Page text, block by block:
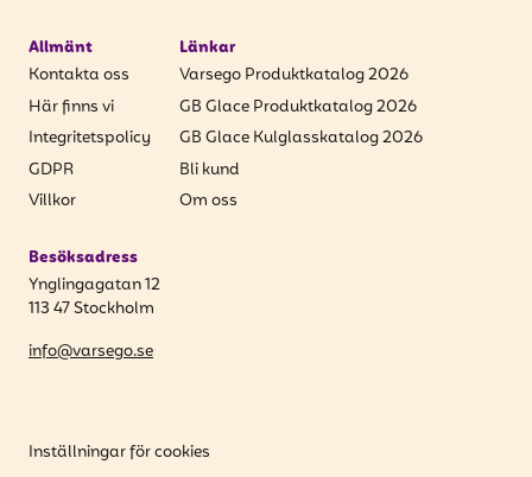
Allmänt
Kontakta oss
Här finns vi
Integritetspolicy
GDPR
Villkor
Länkar
Varsego Produktkatalog 2026
GB Glace Produktkatalog 2026
GB Glace Kulglasskatalog 2026
Bli kund
Om oss
Besöksadress
Ynglingagatan 12
113 47 Stockholm
info@varsego.se
Inställningar för cookies